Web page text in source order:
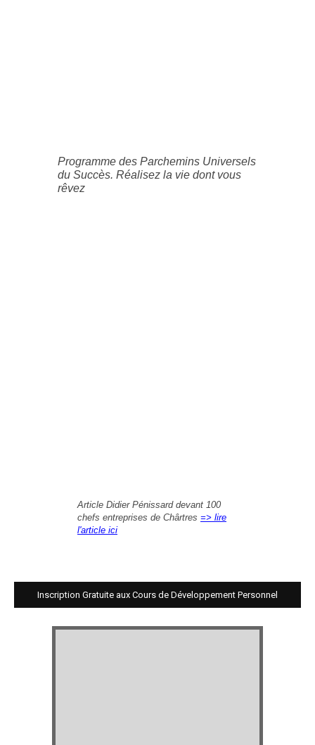
Programme des Parchemins Universels
du Succès. Réalisez la vie dont vous
rêvez
Article Didier Pénissard devant 100
chefs entreprises de Chârtres => lire
l'article ici
Inscription Gratuite aux Cours de Développement Personnel